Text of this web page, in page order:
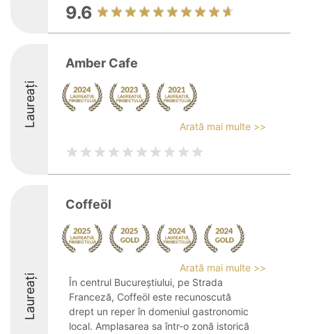
9.6
Laureați
Amber Cafe
Arată mai multe >>
Laureați
Coffeöl
Arată mai multe >>
În centrul Bucureștiului, pe Strada
Franceză, Coffeöl este recunoscută
drept un reper în domeniul gastronomic
local. Amplasarea sa într-o zonă istorică